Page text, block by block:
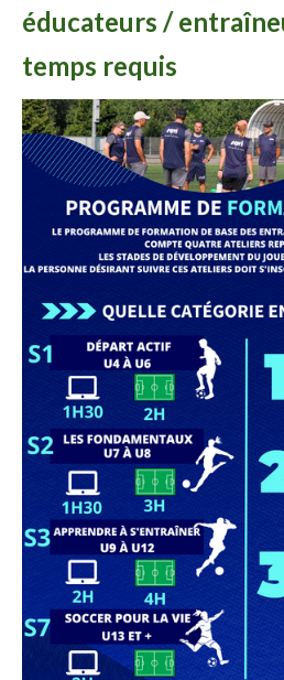
éducateurs /
temps requis